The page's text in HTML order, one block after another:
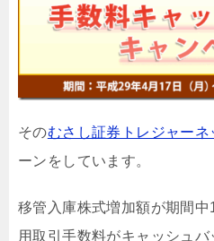
そのむさし証券トレジャーネ
ーンをしています。
移管入庫株式増加額が期間
用取引手数料がキャッシュ